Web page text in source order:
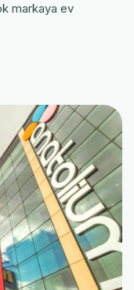
markaya ev